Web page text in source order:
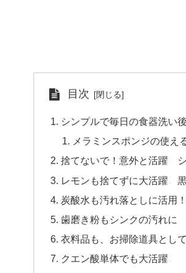
目次
シンプルで毎日の食器洗い
メラミンスポンジの使え
捨てないで！意外と活躍
レモンも捨てずに大活躍
炭酸水も汚れ落としに活用
歯磨き粉もシンクの汚れに
衣料品も、お掃除道具とし
クエン酸単体でも大活躍